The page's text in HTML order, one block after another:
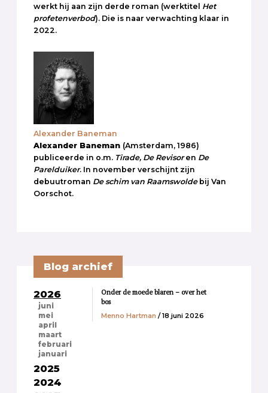
werkt hij aan zijn derde roman (werktitel Het
profetenverbod). Die is naar verwachting klaar in
2022.
Alexander Baneman
Alexander Baneman (Amsterdam, 1986)
publiceerde in o.m. Tirade, De Revisoren De
Parelduiker. In november verschijnt zijn
debuutroman De schim van Raamswolde bij Van
Oorschot.
Blog archief
2026
juni
mei
april
maart
februari
januari
2025
2024
Onder de moede blaren – over het
bos
Menno Hartman / 18 juni 2026